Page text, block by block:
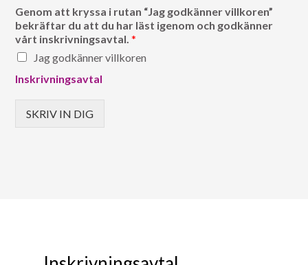
Genom att kryssa i rutan “Jag godkänner villkoren”
bekräftar du att du har läst igenom och godkänner
vårt inskrivningsavtal.*
Jag godkänner villkoren
Inskrivningsavtal
SKRIV IN DIG